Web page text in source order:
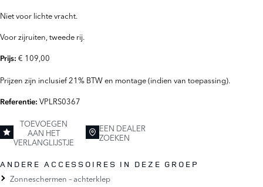
Niet voor lichte vracht.
Voor zijruiten, tweede rij.
Prijs: € 109,00
Prijzen zijn inclusief 21% BTW en montage (indien van toepassing).
Referentie: VPLRS0367
TOEVOEGEN
AAN HET
VERLANGLIJSTJE
EEN DEALER
ZOEKEN
ANDERE ACCESSOIRES IN DEZE GROEP
Zonneschermen – achterklep